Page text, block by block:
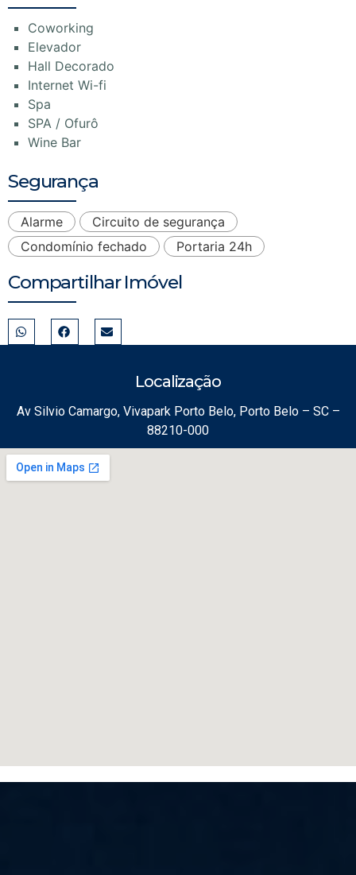
Coworking
Elevador
Hall Decorado
Internet Wi-fi
Spa
SPA / Ofurô
Wine Bar
Segurança
Alarme
Circuito de segurança
Condomínio fechado
Portaria 24h
Compartilhar Imóvel
Localização
Av Silvio Camargo, Vivapark Porto Belo, Porto Belo – SC –
88210-000